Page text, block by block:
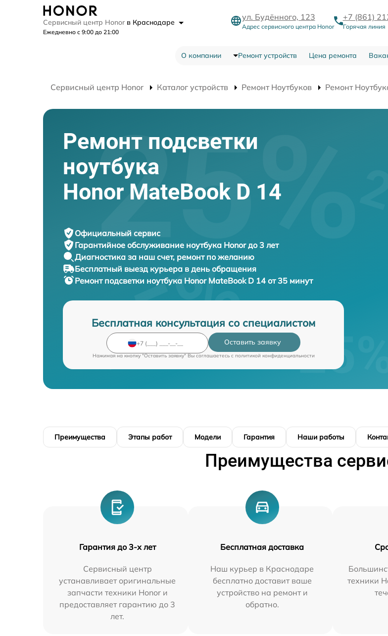
Сервисный центр Honor в Краснодаре
Ежедневно с 9:00 до 21:00
ул. Будённого, 123
Адрес сервисного центра Honor
+7 (861)
Горячая линия
О компании Ремонт устройств Цена ремонта
Сервисный центр Honor Каталог устройств Ремонт Ноутбуков Ремонт
Ремонт подсветки
ноутбука
Honor MateBook D 14
Официальный сервис
Гарантийное обслуживание ноутбука Honor до 3 лет
Диагностика за наш счет, ремонт по желанию
Бесплатный выезд курьера в день обращения
Ремонт подсветки ноутбука Honor MateBook D 14 от 35 минут
Бесплатная консультация со специалистом
Оставить заявку
Нажимая на кнопку "Оставить заявку" Вы соглашаетесь c политикой конфиденциальности
Преимущества Этапы работ Модели Гарантия Наши работы
Преимущества
Гарантия до 3-х лет
Сервисный центр
устанавливает оригинальные
запчасти техники Honor и
предоставляет гарантию до 3
лет.
Бесплатная доставка
Наш курьер в Краснодаре
бесплатно доставит ваше
устройство на ремонт и
обратно.
техники